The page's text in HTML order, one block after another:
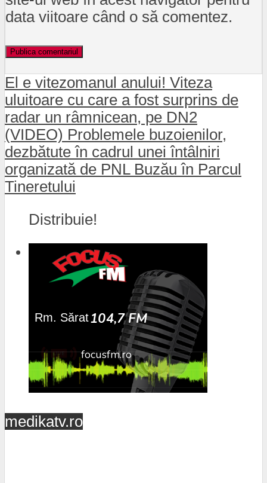
data viitoare când o să comentez.
El e vitezomanul anului! Viteza
uluitoare cu care a fost surprins de
radar un râmnicean, pe DN2
(VIDEO) Problemele buzoienilor,
dezbătute în cadrul unei întâlniri
organizată de PNL Buzău în Parcul
Tineretului
Distribuie!
medikatv.ro